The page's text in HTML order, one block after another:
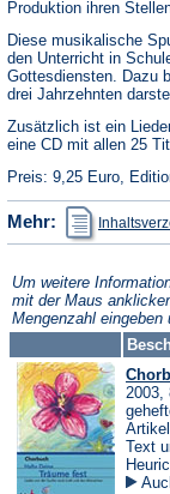
Produktion ihren
Diese musikalische
den Unterricht in
Gottesdiensten. Dazu
drei Jahrzehnten
Zusätzlich ist ein
eine CD mit allen 25
Preis: 9,25 Euro,
Mehr:
Um weitere
mit der Maus
Mengenzahl
2003,
Text